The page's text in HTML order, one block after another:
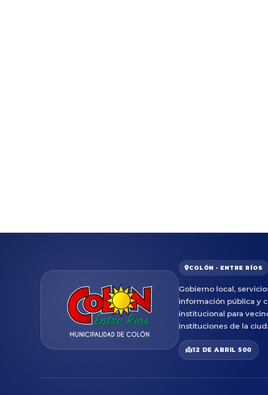
COLÓN · ENTRE RÍOS
Gobierno local,
información pública y
institucional para
instituciones de la
12 DE ABRIL 500